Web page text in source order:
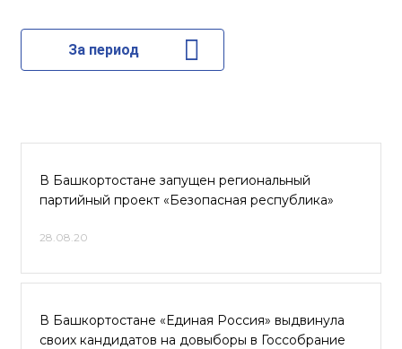
За период
В Башкортостане запущен региональный
партийный проект «Безопасная республика»
28.08.20
В Башкортостане «Единая Россия» выдвинула
своих кандидатов на довыборы в Госсобрание